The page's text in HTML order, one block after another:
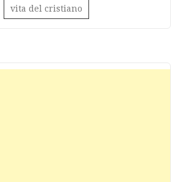
vita del cristiano